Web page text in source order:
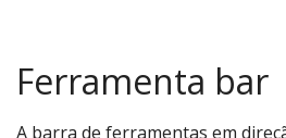
Ferramenta bar
A barra de ferramentas em